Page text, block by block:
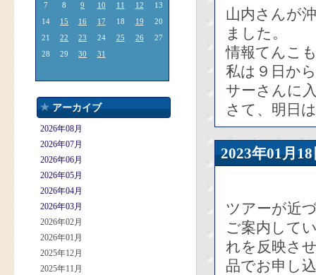
7
8 9 10 11 12
13
14
15 16 17 18 19
20
21
22 23 24 25 26
27
28
29 30 31
アーカイブ
2026年08月
2026年07月
2026年06月
2026年05月
2026年04月
2026年03月
2026年02月
2026年01月
2025年12月
2025年11月
山内さんが
ました。
情報てんこ
私は９日か
サーさんに
さて、明日
2023年01
ツアーが近
ご案内して
れを反映さ
品でお申し